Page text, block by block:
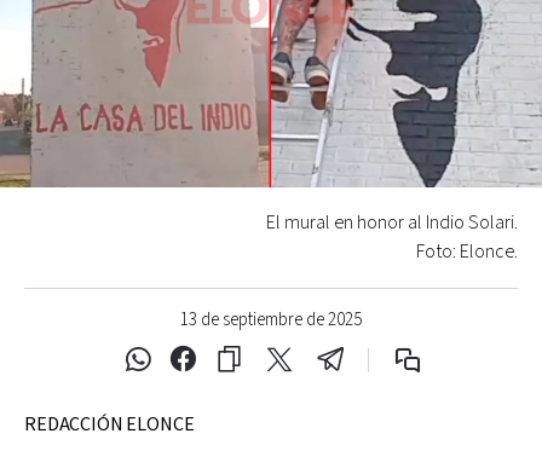
13 de septiembre de 2025
El mural en honor al Indio Solari.
Foto: Elonce.
REDACCIÓN ELONCE